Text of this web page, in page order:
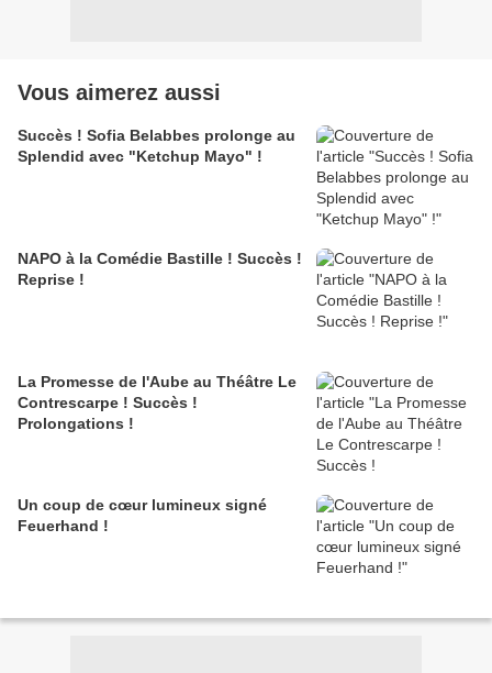
Vous aimerez aussi
Succès ! Sofia Belabbes prolonge au
Splendid avec "Ketchup Mayo" !
NAPO à la Comédie Bastille ! Succès !
Reprise !
La Promesse de l'Aube au Théâtre Le
Contrescarpe ! Succès !
Prolongations !
Un coup de cœur lumineux signé
Feuerhand !